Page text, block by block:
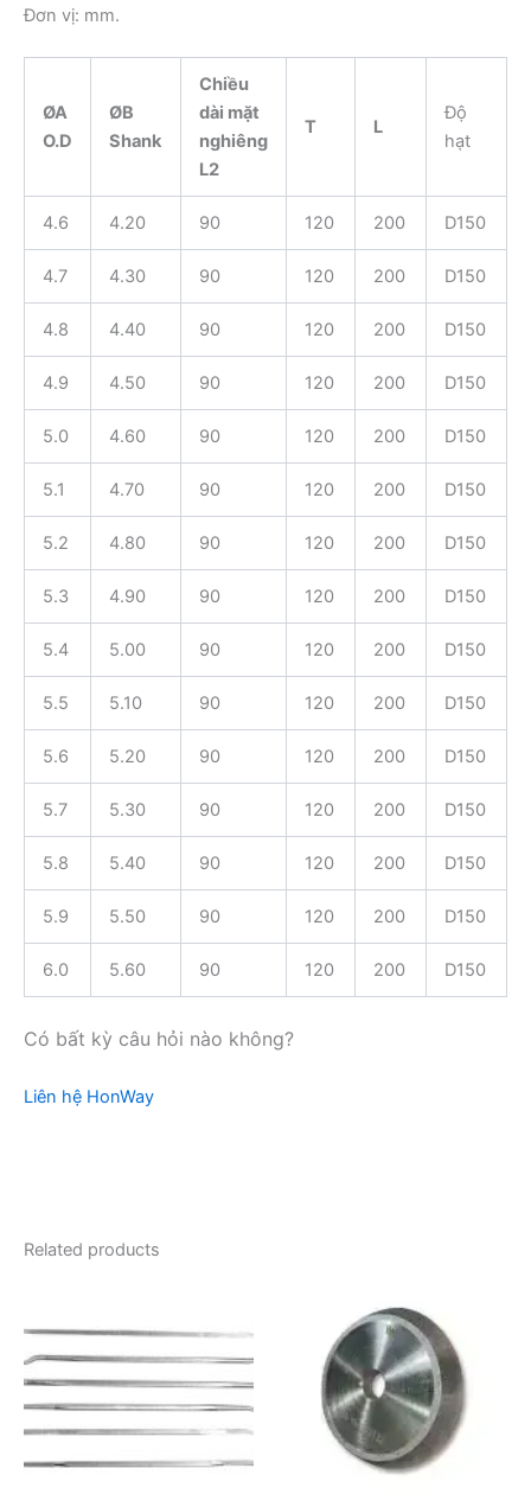
Đơn vị: mm.
ØA
O.D
ØB
Shank
Chiều
dài mặt
nghiêng
L2
T L
Độ
hạt
4.6 4.20 90 120 200 D150
4.7 4.30 90 120 200 D150
4.8 4.40 90 120 200 D150
4.9 4.50 90 120 200 D150
5.0 4.60 90 120 200 D150
5.1 4.70 90 120 200 D150
5.2 4.80 90 120 200 D150
5.3 4.90 90 120 200 D150
5.4 5.00 90 120 200 D150
5.5 5.10 90 120 200 D150
5.6 5.20 90 120 200 D150
5.7 5.30 90 120 200 D150
5.8 5.40 90 120 200 D150
5.9 5.50 90 120 200 D150
6.0 5.60 90 120 200 D150
Có bất kỳ câu hỏi nào không?
Liên hệ HonWay
Related products
1.452.968,00 ₫
variants.
The
options